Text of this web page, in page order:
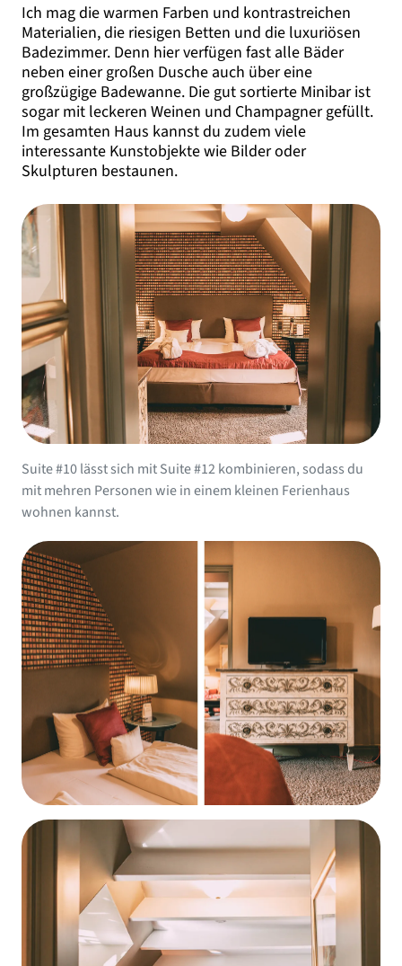
Ich mag die warmen Farben und kontrastreichen
Materialien, die riesigen Betten und die luxuriösen
Badezimmer. Denn hier verfügen fast alle Bäder
neben einer großen Dusche auch über eine
großzügige Badewanne. Die gut sortierte Minibar ist
sogar mit leckeren Weinen und Champagner gefüllt.
Im gesamten Haus kannst du zudem viele
interessante Kunstobjekte wie Bilder oder
Skulpturen bestaunen.
Suite #10 lässt sich mit Suite #12 kombinieren, sodass du
mit mehren Personen wie in einem kleinen Ferienhaus
wohnen kannst.